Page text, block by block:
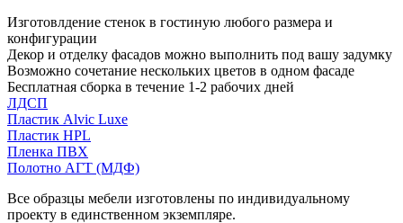
Изготовлдение стенок в гостиную любого размера и
конфигурации
Декор и отделку фасадов можно выполнить под вашу задумку
Возможно сочетание нескольких цветов в одном фасаде
Бесплатная сборка в течение 1-2 рабочих дней
ЛДСП
Пластик Alvic Luxe
Пластик HPL
Пленка ПВХ
Полотно АГТ (МДФ)
Все образцы мебели изготовлены по индивидуальному
проекту в единственном экземпляре.